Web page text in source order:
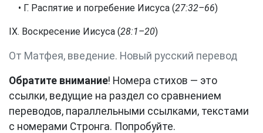
• Г. Распятие и погребение Иисуса (27:32–66)
IX. Воскресение Иисуса (28:1–20)
От Матфея, введение. Новый русский перевод
Обратите внимание! Номера стихов — это
ссылки, ведущие на раздел со сравнением
переводов, параллельными ссылками, текстами
с номерами Стронга. Попробуйте.